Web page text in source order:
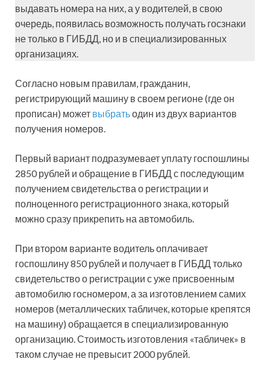
выдавать номера на них, а у водителей, в свою
очередь, появилась возможность получать госзнаки
не только в ГИБДД, но и в специализированных
организациях.
Согласно новым правилам, гражданин,
регистрирующий машину в своем регионе (где он
прописан) может выбратьодин из двух вариантов
получения номеров.
Первый вариант подразумевает уплату госпошлины
2850 рублей и обращение в ГИБДД с последующим
получением свидетельства о регистрации и
полноценного регистрационного знака, который
можно сразу прикрепить на автомобиль.
При втором варианте водитель оплачивает
госпошлину 850 рублей и получает в ГИБДД только
свидетельство о регистрации с уже присвоенным
автомобилю госномером, а за изготовлением самих
номеров (металлических табличек, которые крепятся
на машину) обращается в специализированную
организацию. Стоимость изготовления «табличек» в
таком случае не превысит 2000 рублей.